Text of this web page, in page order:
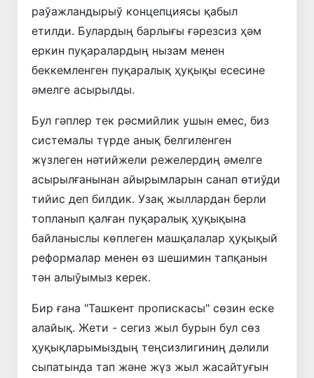
раўажландырыў концепциясы қабыл
етилди. Булардың барлығы ғәрезсиз ҳәм
еркин пуқаралардың нызам менен
беккемленген пуқаралық ҳуқықы есесине
әмелге асырылды.
Бул гәплер тек рәсмийлик ушын емес, биз
системалы түрде анық белгиленген
жүзлеген нәтийжели режелердиң әмелге
асырылғанынан айырымларын санап өтиўди
тийис деп билдик. Узақ жыллардан берли
топланып қалған пуқаралық ҳуқықына
байланыслы көплеген машқалалар ҳуқықый
реформалар менен өз шешимин тапқанын
тән алыўымыз керек.
Бир ғана "Ташкент пропискасы" сөзин еске
алайық. Жети - сегиз жыл бурын бул сөз
ҳуқықларымыздың теңсизлигиниң дәлили
сыпатында тап және жүз жыл жасайтуғын